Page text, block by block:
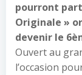
pourront
Originale »
devenir le
Ouvert au
l’occasion